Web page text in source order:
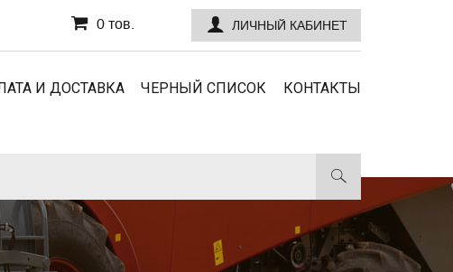
0 тов. ЛИЧНЫЙ КАБИНЕТ
И ДОСТАВКА ЧЕРНЫЙ СПИСОК КОНТАКТЫ